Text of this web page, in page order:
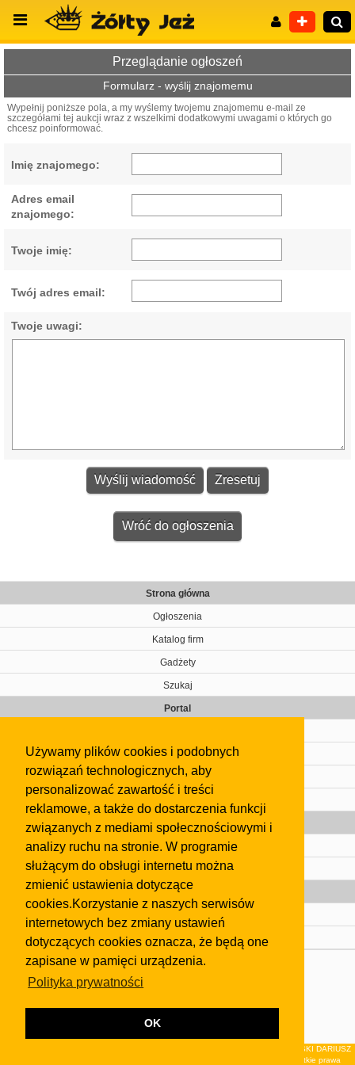
Używamy plików cookies i podobnych
rozwiązań technologicznych, aby
personalizować zawartość i treści
reklamowe, a także do dostarczenia funkcji
związanych z mediami społecznościowymi i
analizy ruchu na stronie. W programie
służącym do obsługi internetu można
zmienić ustawienia dotyczące
cookies.Korzystanie z naszych serwisów
internetowych bez zmiany ustawień
dotyczących cookies oznacza, że będą one
zapisane w pamięci urządzenia.
Polityka prywatności
OK
Wyszukiwanie zaawansowane
Przeglądanie ogłoszeń
Formularz - wyślij znajomemu
Wypełnij poniższe pola, a my wyślemy twojemu znajomemu e-mail ze
szczegółami tej aukcji wraz z wszelkimi dodatkowymi uwagami o których go
chcesz poinformować.
Imię znajomego:
Adres email
znajomego:
Twoje imię:
Twój adres email:
Twoje uwagi:
Wróć do ogłoszenia
Strona główna
Ogłoszenia
Katalog firm
Gadżety
Szukaj
Portal
Kontakt
Regulamin
Gazeta
Olkusz
Kontakt
Strefa dla biznesu
Biura nieruchomości
Dealerzy i autokomisy
Skontaktuj się z nami
regulaminuiPolityki Prywatności.
Klauzula FB
© 2026Wydawnictwo NEON sp. z o.o. (dawniej: FIRMA NEON MAREK KLUCZEWSKI DARIUSZ
KRAWCZYK s.c.) z siedzibą w Olkuszu, ul.Żuradzka 15, 32-300 Olkusz . Wszystkie prawa